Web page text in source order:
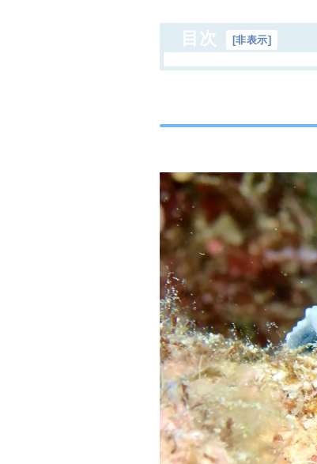
目次 [非表示]